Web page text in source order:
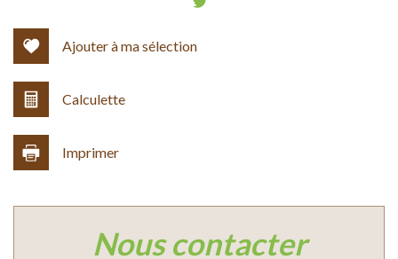
Ajouter à ma sélection
Calculette
Imprimer
nous contacter